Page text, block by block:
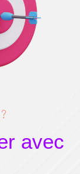
avec